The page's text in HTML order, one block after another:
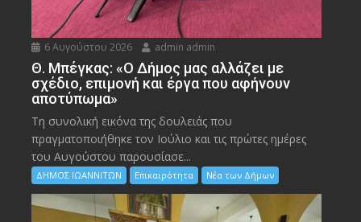
6 Αυγούστου 2026 admin admin
Θ. Μπέγκας: «Ο Δήμος μας αλλάζει με
σχέδιο, επιμονή και έργα που αφήνουν
αποτύπωμα»
Τη συνολική εικόνα της δουλειάς που
πραγματοποιήθηκε τον Ιούλιο και τις πρώτες ημέρες
του Αυγούστου παρουσίασε...
ΔΗΜΟΣ ΙΩΑΝΝΙΤΩΝ Επικαιρότητα Νέα των Δήμων